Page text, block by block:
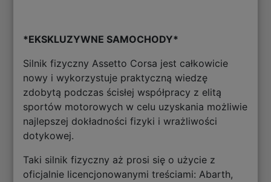
*EKSKLUZYWNE SAMOCHODY*
Silnik fizyczny Assetto Corsa jest całkowicie
nowy i wykorzystuje praktyczną wiedzę
zdobytą podczas ścisłej współpracy z elitą
sportów motorowych w celu uzyskania możliwie
najlepszej dokładności fizyki i wrażliwości
dotykowej.
Taki silnik fizyczny aż prosi się o użycie z
oficjalnie licencjonowanymi treściami: Abarth,